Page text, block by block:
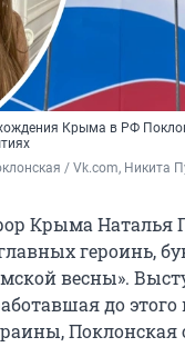
Крыма в РФ
/ Vk.com, Никита
Крыма Наталья
героинь,
весны».
до этого
Поклонская